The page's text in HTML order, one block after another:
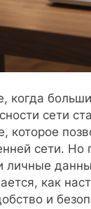
когда
сети
которое
сети.
личные
как
и